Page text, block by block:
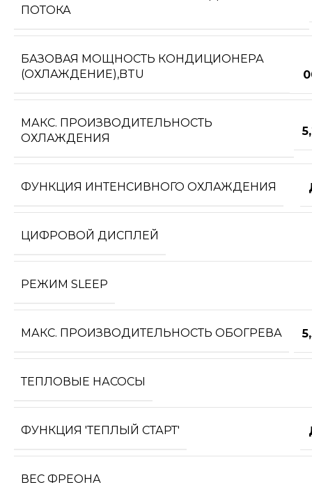
ПОТОКА
БАЗОВАЯ МОЩНОСТЬ КОНДИЦИОНЕРА
(ОХЛАЖДЕНИЕ),BTU
МАКС. ПРОИЗВОДИТЕЛЬНОСТЬ
ОХЛАЖДЕНИЯ
ФУНКЦИЯ ИНТЕНСИВНОГО ОХЛАЖДЕНИЯ
ЦИФРОВОЙ ДИСПЛЕЙ
РЕЖИМ SLEEP
МАКС. ПРОИЗВОДИТЕЛЬНОСТЬ ОБОГРЕВА
ТЕПЛОВЫЕ НАСОСЫ
ФУНКЦИЯ 'ТЕПЛЫЙ СТАРТ'
ВЕС ФРЕОНА